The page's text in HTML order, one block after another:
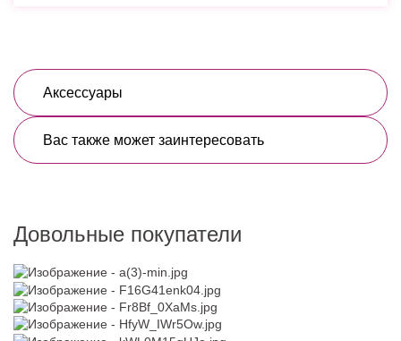
Аксессуары
Вас также может заинтересовать
Довольные покупатели